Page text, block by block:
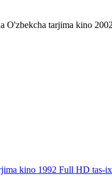
O'zbekcha tarjima kino